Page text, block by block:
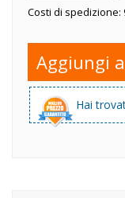
Costi di
Aggiungi
Hai